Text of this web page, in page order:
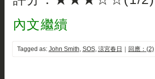
內文繼續
Tagged as: John Smith, SOS, 涼宮春日 回應：(2)